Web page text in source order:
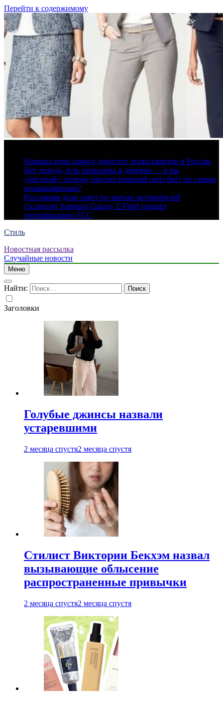
Перейти к содержимому
Названа цена самого дорогого этажа квартир в России
Нет дохода, есть развалюха в деревне — и вы
«богатый»: почему имущественный ценз бьёт по самым
незащищённым?
Россиянам дали совет по мытью автомобилей
Складной Samsung Galaxy Z Flip8 прошёл
сертификацию FCC
Стиль
Новостная рассылка
Случайные новости
Меню
Найти:
Заголовки
Голубые джинсы назвали
устаревшими
2 месяца спустя2 месяца спустя
Стилист Виктории Бекхэм назвал
вызывающие облысение
распространенные привычки
2 месяца спустя2 месяца спустя